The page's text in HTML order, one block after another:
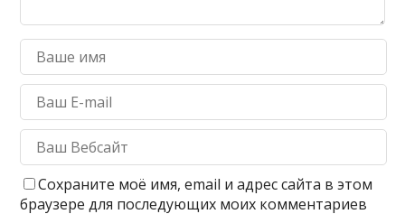
Сохраните моё имя, email и адрес сайта в этом
браузере для последующих моих комментариев